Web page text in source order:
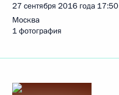
27 сентября 2016 года 17:50
Москва
1 фотография